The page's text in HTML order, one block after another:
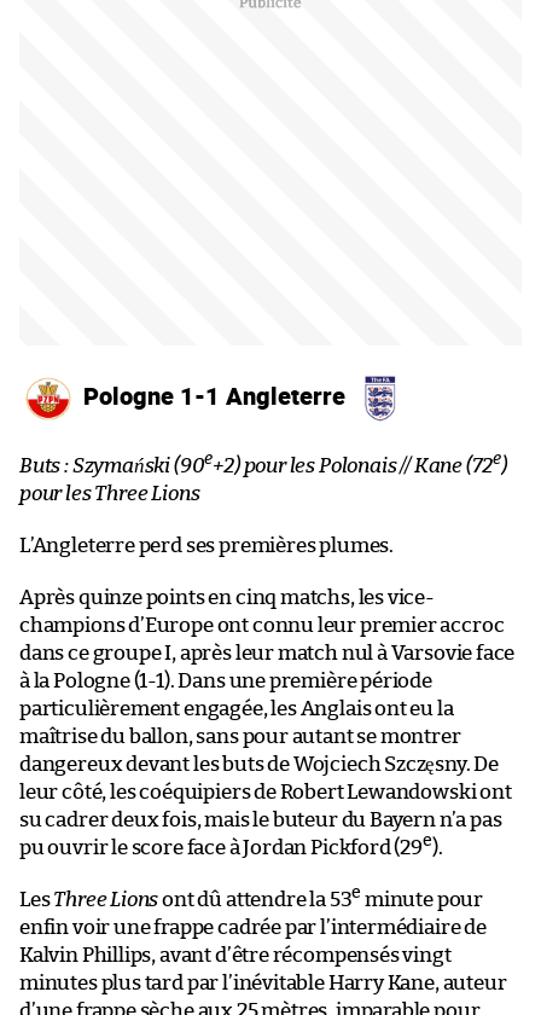
Pologne 1-1 Angleterre
Buts : Szymański (90e+2) pour les Polonais // Kane (72e)
pour les Three Lions
L’Angleterre perd ses premières plumes.
Après quinze points en cinq matchs, les vice-
champions d’Europe ont connu leur premier accroc
dans ce groupe I, après leur match nul à Varsovie face
à la Pologne (1-1). Dans une première période
particulièrement engagée, les Anglais ont eu la
maîtrise du ballon, sans pour autant se montrer
dangereux devant les buts de Wojciech Szczęsny. De
leur côté, les coéquipiers de Robert Lewandowski ont
su cadrer deux fois, mais le buteur du Bayern n’a pas
pu ouvrir le score face à Jordan Pickford (29e).
LesThree Lionsont dû attendre la 53e minute pour
enfin voir une frappe cadrée par l’intermédiaire de
Kalvin Phillips, avant d’être récompensés vingt
minutes plus tard par l’inévitable Harry Kane, auteur
d’une frappe sèche aux 25 mètres, imparable pour